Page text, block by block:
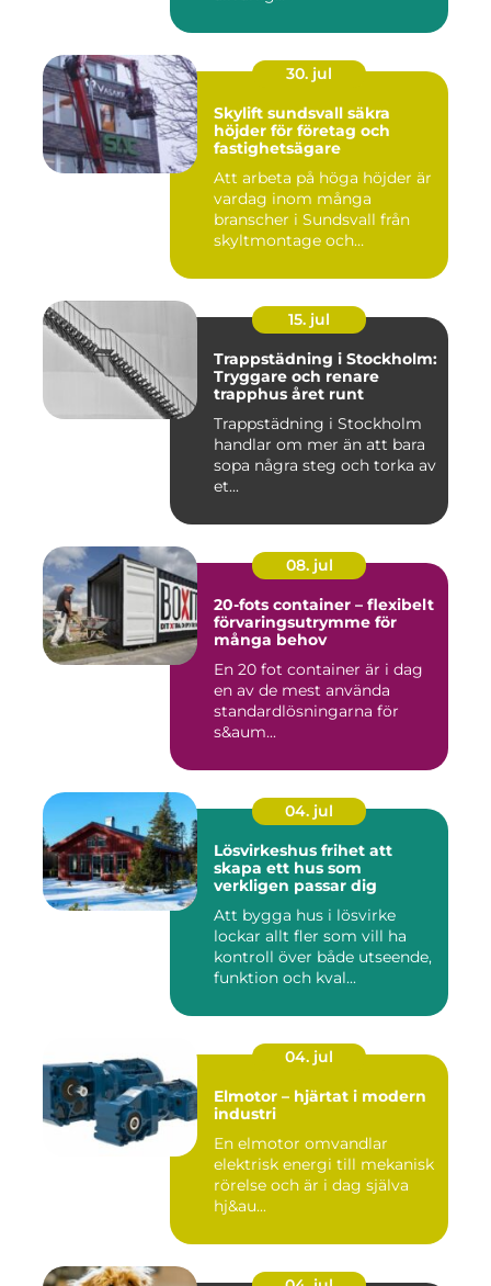
30. jul
Skylift sundsvall säkra
höjder för företag och
fastighetsägare
Att arbeta på höga höjder är
vardag inom många
branscher i Sundsvall från
skyltmontage och
15. jul
Trappstädning i Stockholm:
Tryggare och renare
trapphus året runt
Trappstädning i Stockholm
handlar om mer än att bara
sopa några steg och torka av
et...
08. jul
20-fots container – flexibelt
förvaringsutrymme för
många behov
En 20 fot container är i dag
en av de mest använda
standardlösningarna för
s&aum...
04. jul
Lösvirkeshus frihet att
skapa ett hus som
verkligen passar dig
Att bygga hus i lösvirke
lockar allt fler som vill ha
kontroll över både utseende,
funktion och kval...
04. jul
Elmotor – hjärtat i modern
industri
En elmotor omvandlar
elektrisk energi till mekanisk
rörelse och är i dag själva
hj&au...